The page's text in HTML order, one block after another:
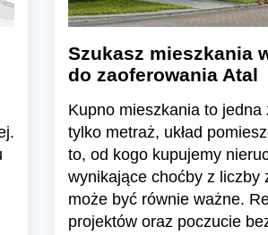
Szukasz mieszkania
do zaoferowania Atal
Kupno mieszkania to
tylko metraż, układ
to, od kogo kupujemy
wynikające choćby z liczby
może być równie ważne.
projektów oraz poczucie